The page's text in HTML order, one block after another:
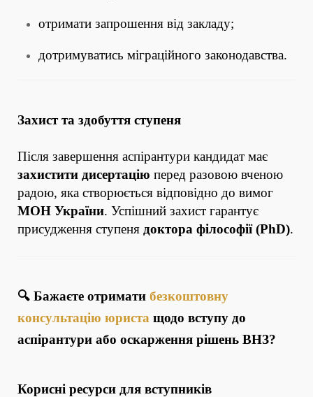
отримати запрошення від закладу;
дотримуватись міграційного законодавства.
Захист та здобуття ступеня
Після завершення аспірантури кандидат має
захистити дисертацію перед разовою вченою
радою, яка створюється відповідно до вимог
МОН України. Успішний захист гарантує
присудження ступеня доктора філософії (PhD).
🔍 Бажаєте отримати безкоштовну
консультацію юриста щодо вступу до
аспірантури або оскарження рішень ВНЗ?
Корисні ресурси для вступників